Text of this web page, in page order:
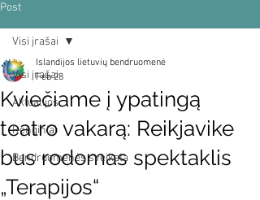
Post
Visi įrašai
Aktualijos
Renginiai
Bendruomenės sveikata
Visi įrašai
Kviečiame į ypatingą
teatro vakarą: Reikjavike
bus rodomas spektaklis
„Terapijos“
Islandijos lietuvių bendruomenė
Feb 28